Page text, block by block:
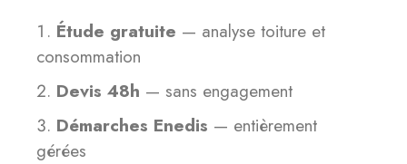
Étude gratuite — analyse toiture et
consommation
Devis 48h — sans engagement
Démarches Enedis — entièrement
gérées